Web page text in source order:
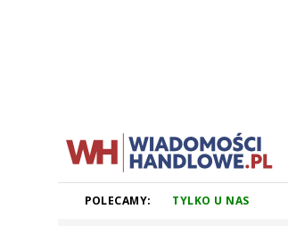
POLECAMY: TYLKO U NAS